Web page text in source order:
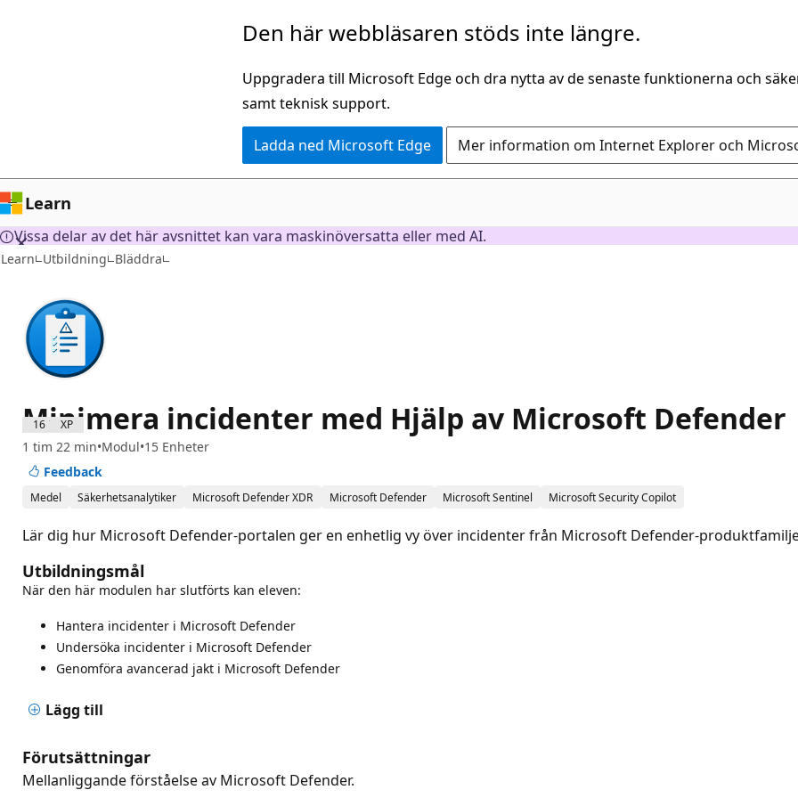
Den här webbläsaren stöds inte längre.
Uppgradera till Microsoft Edge och dra nytta av de senaste funktionerna och
samt teknisk support.
Ladda ned Microsoft Edge Mer information om Internet Explorer och
Learn
Vissa delar av det här avsnittet kan vara maskinöversatta eller med AI.
Learn Utbildning Bläddra
1600 XP
Minimera incidenter med Hjälp av Microsoft Defender
1 tim 22 min Modul 15 Enheter
Feedback
Medel Säkerhetsanalytiker Microsoft Defender XDR Microsoft Defender Microsoft Sentinel Microsoft Security Copilot
Lär dig hur Microsoft Defender-portalen ger en enhetlig vy över incidenter från Microsoft Defender-
Utbildningsmål
När den här modulen har slutförts kan eleven:
Hantera incidenter i Microsoft Defender
Undersöka incidenter i Microsoft Defender
Genomföra avancerad jakt i Microsoft Defender
Lägg till
Förutsättningar
Mellanliggande förståelse av Microsoft Defender.